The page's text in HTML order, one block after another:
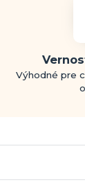
Výhodné pre